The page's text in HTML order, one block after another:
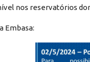
nos reservatórios
Embasa: